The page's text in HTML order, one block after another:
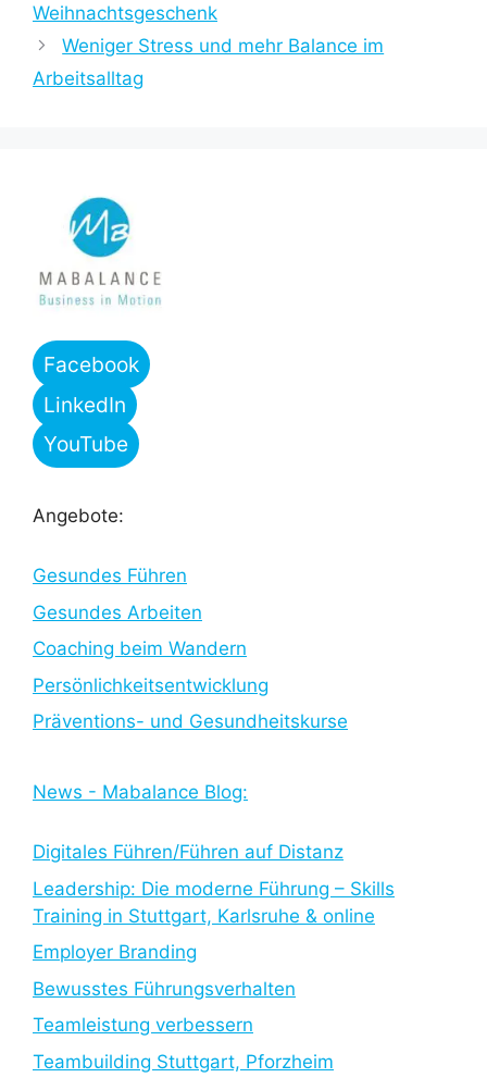
Weihnachtsgeschenk
Weniger Stress und mehr Balance im
Arbeitsalltag
Facebook
LinkedIn
YouTube
Angebote:
Gesundes Führen
Gesundes Arbeiten
Coaching beim Wandern
Persönlichkeitsentwicklung
Präventions- und Gesundheitskurse
News - Mabalance Blog:
Digitales Führen/Führen auf Distanz
Leadership: Die moderne Führung – Skills
Training in Stuttgart, Karlsruhe & online
Employer Branding
Bewusstes Führungsverhalten
Teamleistung verbessern
Teambuilding Stuttgart, Pforzheim